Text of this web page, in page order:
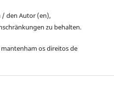
/ den Autor (en),
zu behalten.
os direitos de